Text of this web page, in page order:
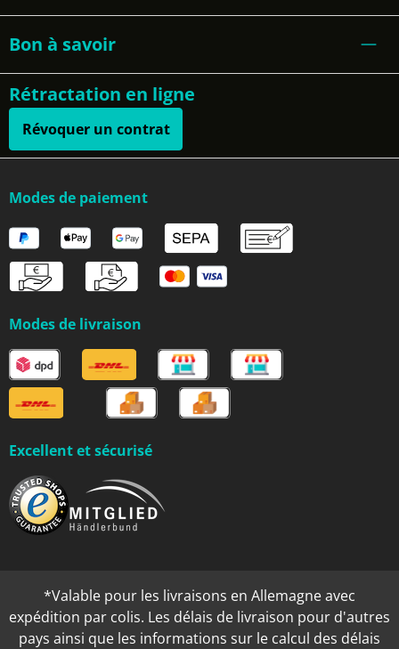
Bon à savoir
Rétractation en ligne
Révoquer un contrat
Modes de paiement
Modes de livraison
Excellent et sécurisé
*Valable pour les livraisons en Allemagne avec
expédition par colis. Les délais de livraison pour d'autres
pays ainsi que les informations sur le calcul des délais